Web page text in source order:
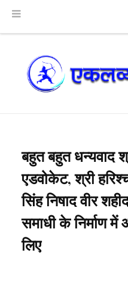
बहुत बहुत धन्यवाद
एडवोकेट, श्री
सिंह निषाद वीर
समाधी के निर्माण
लिए